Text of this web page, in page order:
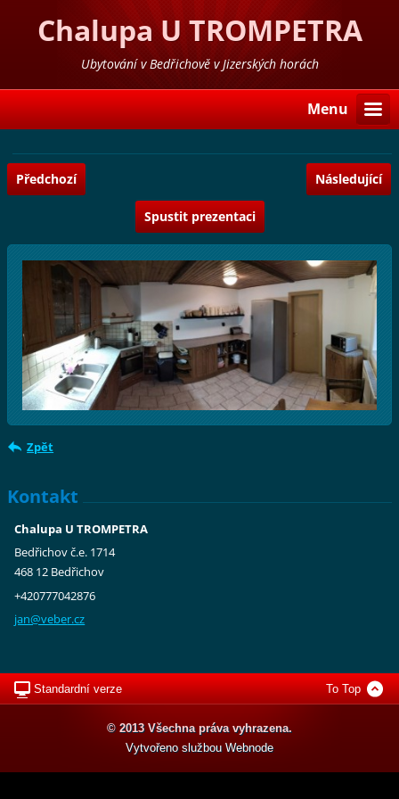
Chalupa U TROMPETRA
Ubytování v Bedřichově v Jizerských horách
Menu
Předchozí Následující
Spustit prezentaci
Zpět
Kontakt
Chalupa U TROMPETRA
Bedřichov č.e. 1714
468 12 Bedřichov
+420777042876
jan@veber.cz
Standardní verze To Top
© 2013 Všechna práva vyhrazena.
Vytvořeno službou Webnode